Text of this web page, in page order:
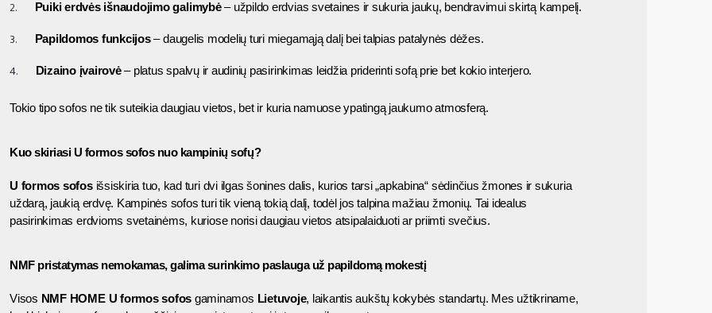
Puiki erdvės išnaudojimo galimybė – užpildo erdvias svetaines ir sukuria jaukų, bendravimui skirtą kampelį.
Papildomos funkcijos – daugelis modelių turi miegamąją dalį bei talpias patalynės dėžes.
Dizaino įvairovė – platus spalvų ir audinių pasirinkimas leidžia priderinti sofą prie bet kokio interjero.
Tokio tipo sofos ne tik suteikia daugiau vietos, bet ir kuria namuose ypatingą jaukumo atmosferą.
Kuo skiriasi U formos sofos nuo kampinių sofų?
U formos sofos išsiskiria tuo, kad turi dvi ilgas šonines dalis, kurios tarsi „apkabina“ sėdinčius žmones ir sukuria
uždarą, jaukią erdvę. Kampinės sofos turi tik vieną tokią dalį, todėl jos talpina mažiau žmonių. Tai idealus
pasirinkimas erdvioms svetainėms, kuriose norisi daugiau vietos atsipalaiduoti ar priimti svečius.
NMF pristatymas nemokamas, galima surinkimo paslauga už papildomą mokestį
Visos NMF HOME U formos sofos gaminamos Lietuvoje, laikantis aukštų kokybės standartų. Mes užtikriname,